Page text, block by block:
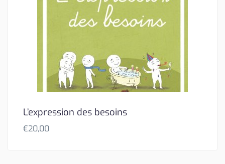
L’expression des besoins
€20,00